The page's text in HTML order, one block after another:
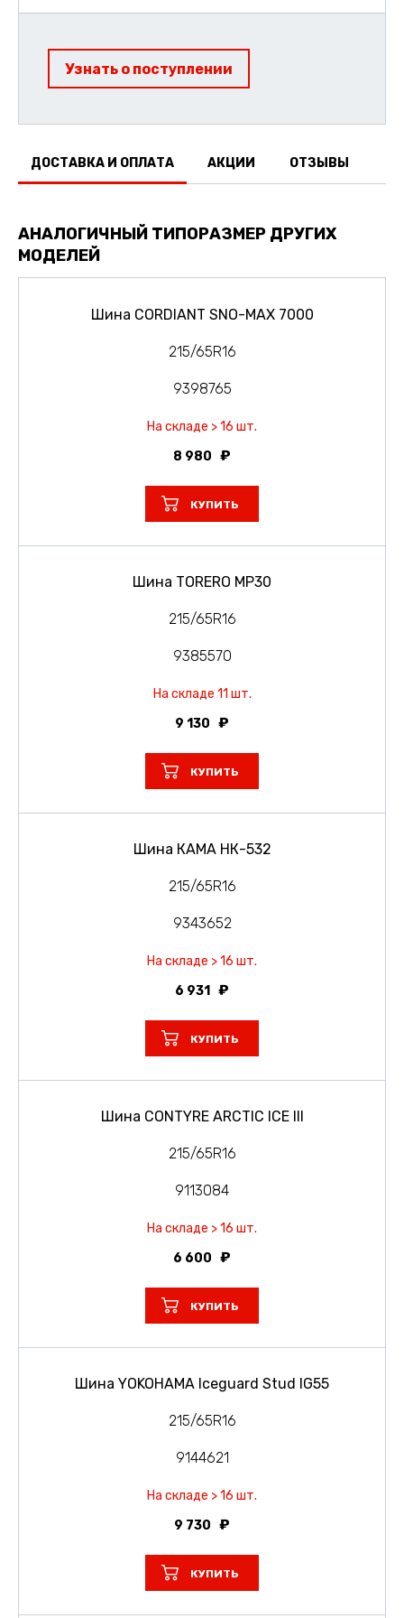
Узнать о поступлении
ДОСТАВКА И ОПЛАТА АКЦИИ ОТЗЫВЫ
АНАЛОГИЧНЫЙ ТИПОРАЗМЕР ДРУГИХ
МОДЕЛЕЙ
Шина CORDIANT SNO-MAX 7000
215/65R16
9398765
На складе > 16 шт.
8 980
КУПИТЬ
Шина TORERO MP30
215/65R16
9385570
На складе 11 шт.
9 130
КУПИТЬ
Шина КАМА НК-532
215/65R16
9343652
На складе > 16 шт.
6 931
КУПИТЬ
Шина CONTYRE ARCTIC ICE III
215/65R16
9113084
На складе > 16 шт.
6 600
КУПИТЬ
Шина YOKOHAMA Iceguard Stud IG55
215/65R16
9144621
На складе > 16 шт.
9 730
КУПИТЬ